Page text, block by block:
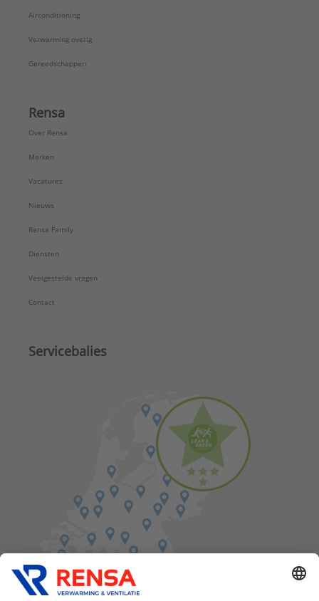
Airconditioning
Verwarming overig
Gereedschappen
Rensa
Over Rensa
Merken
Vacatures
Nieuws
Rensa Family
Diensten
Veelgestelde vragen
Contact
Servicebalies